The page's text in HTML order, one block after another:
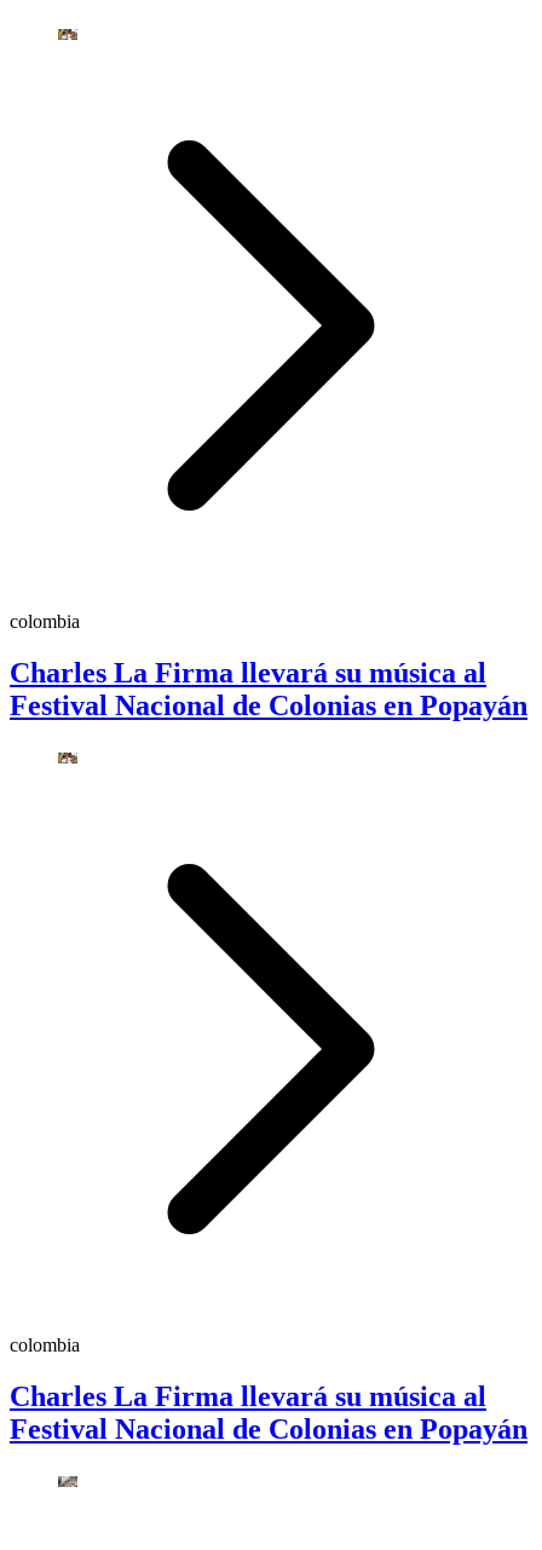
colombia
Charles La Firma llevará su música al
Festival Nacional de Colonias en Popayán
colombia
Charles La Firma llevará su música al
Festival Nacional de Colonias en Popayán